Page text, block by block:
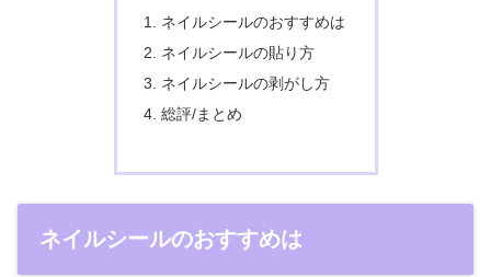
ネイルシールのおすすめは
ネイルシールの貼り方
ネイルシールの剥がし方
総評/まとめ
ネイルシールのおすすめは